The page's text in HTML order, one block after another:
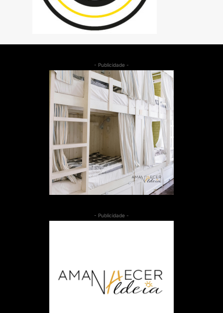
- Publicidade -
- Publicidade -